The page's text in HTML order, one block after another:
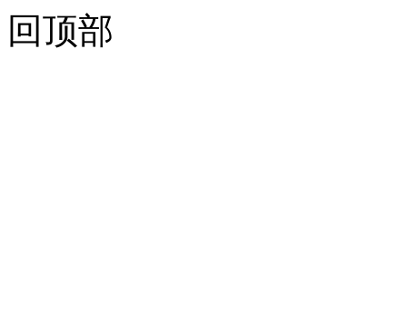
回顶部